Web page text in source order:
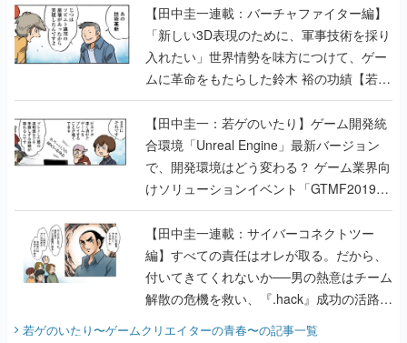
ムに革命をもたらした鈴木 裕の功績【若ゲ
のいたり】
【田中圭一：若ゲのいたり】ゲーム開発統
合環境「Unreal Engine」最新バージョン
で、開発環境はどう変わる？ ゲーム業界向
けソリューションイベント「GTMF2019」
に行って、より理解を深めよう【PR】
【田中圭一連載：サイバーコネクトツー
編】すべての責任はオレが取る。だから、
付いてきてくれないか──男の熱意はチーム
解散の危機を救い、『.hack』成功の活路を
開く。業界の快男児・松山 洋に流れる血は
『少年ジャンプ』色だった【若ゲのいた
り】
若ゲのいたり〜ゲームクリエイターの青春〜の記事一覧